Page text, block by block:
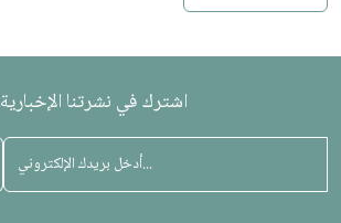
اشترك في نشرتنا الإخبارية